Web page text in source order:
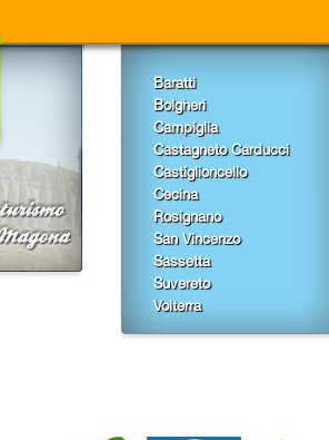
Baratti
Bolgheri
Campiglia
Castagneto Carducci
Castiglioncello
Cecina
Rosignano
San Vincenzo
Sassetta
Suvereto
Volterra